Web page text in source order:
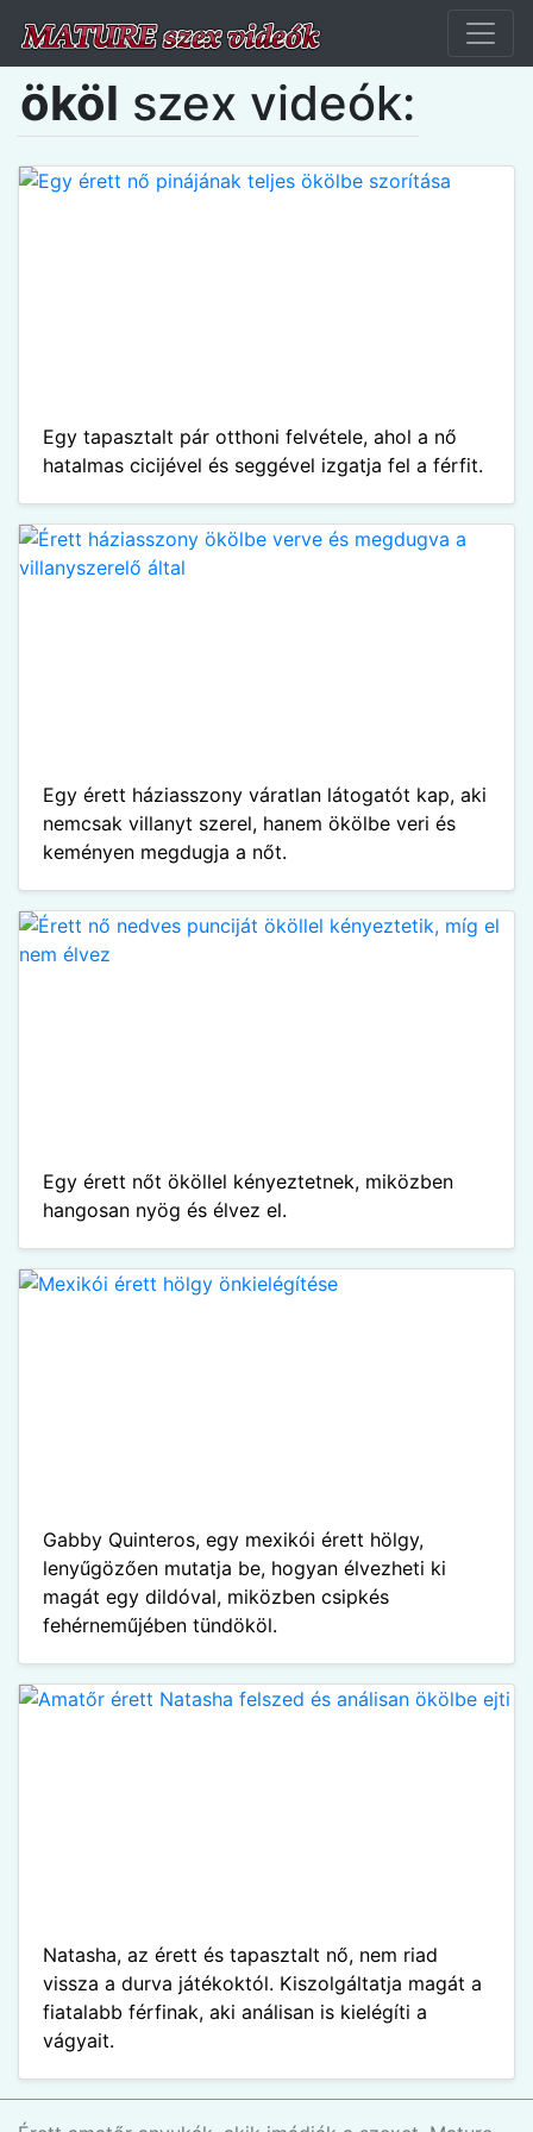
ököl szex videók:
Egy tapasztalt pár otthoni felvétele, ahol a nő
hatalmas cicijével és seggével izgatja fel a férfit.
Egy érett háziasszony váratlan látogatót kap, aki
nemcsak villanyt szerel, hanem ökölbe veri és
keményen megdugja a nőt.
Egy érett nőt ököllel kényeztetnek, miközben
hangosan nyög és élvez el.
Gabby Quinteros, egy mexikói érett hölgy,
lenyűgözően mutatja be, hogyan élvezheti ki
magát egy dildóval, miközben csipkés
fehérneműjében tündököl.
Natasha, az érett és tapasztalt nő, nem riad
vissza a durva játékoktól. Kiszolgáltatja magát a
fiatalabb férfinak, aki análisan is kielégíti a
vágyait.